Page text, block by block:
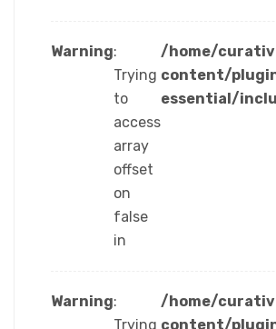
Warning:
Trying
to
access
array
offset
on
false
in
/home/
content/
essential/
Warning:
Trying
/home/
content/